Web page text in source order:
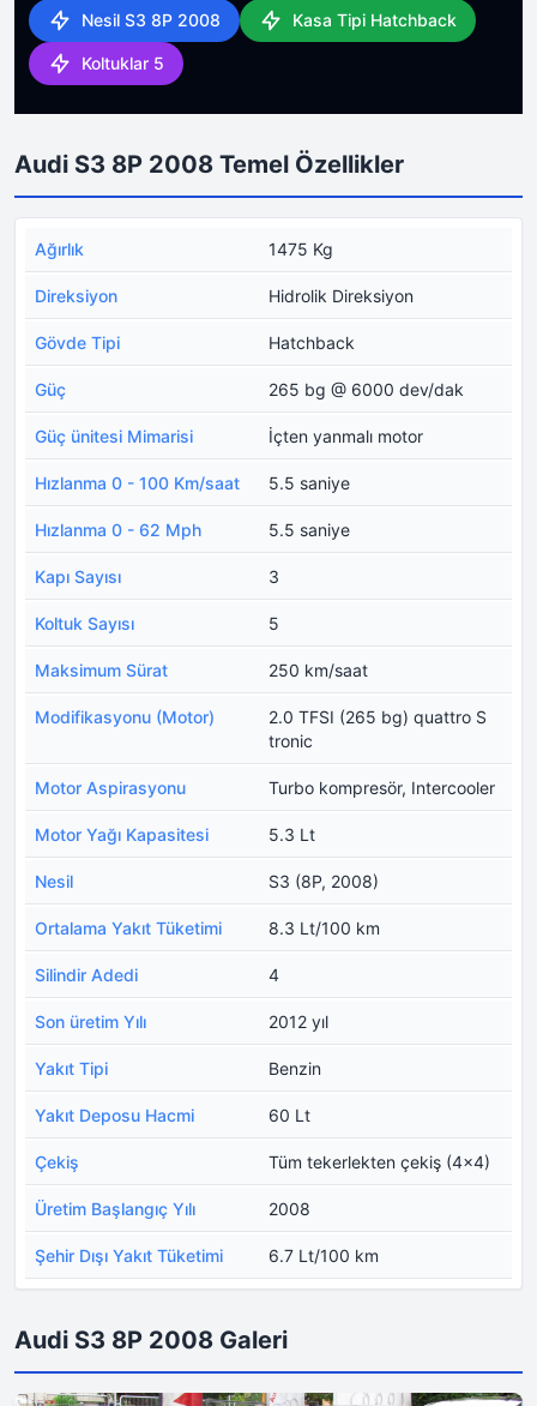
Nesil S3 8P 2008 Kasa Tipi Hatchback
Koltuklar 5
Audi S3 8P 2008 Temel Özellikler
Ağırlık 1475 Kg
Direksiyon Hidrolik Direksiyon
Gövde Tipi Hatchback
Güç 265 bg @ 6000 dev/dak
Güç ünitesi Mimarisi İçten yanmalı motor
Hızlanma 0 - 100 Km/saat 5.5 saniye
Hızlanma 0 - 62 Mph 5.5 saniye
Kapı Sayısı 3
Koltuk Sayısı 5
Maksimum Sürat 250 km/saat
Modifikasyonu (Motor)
2.0 TFSI (265 bg) quattro S
tronic
Motor Aspirasyonu Turbo kompresör, Intercooler
Motor Yağı Kapasitesi 5.3 Lt
Nesil S3 (8P, 2008)
Ortalama Yakıt Tüketimi 8.3 Lt/100 km
Silindir Adedi 4
Son üretim Yılı 2012 yıl
Yakıt Tipi Benzin
Yakıt Deposu Hacmi 60 Lt
Çekiş Tüm tekerlekten çekiş (4x4)
Üretim Başlangıç Yılı 2008
Şehir Dışı Yakıt Tüketimi 6.7 Lt/100 km
Audi S3 8P 2008 Galeri